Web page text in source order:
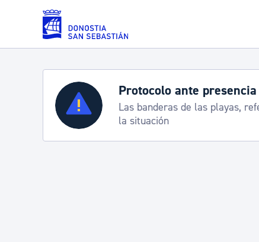
Saltar al contenido principal
Servicios
Padrón y asuntos personales
presencia de carabelas
playas, referencia para informarte de